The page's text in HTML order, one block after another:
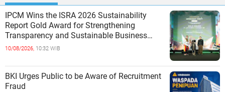
IPCM Wins the ISRA 2026 Sustainability
Report Gold Award for Strengthening
Transparency and Sustainable Business
Practices
10/08/2026, 10:32 WIB
BKI Urges Public to be Aware of Recruitment
Fraud